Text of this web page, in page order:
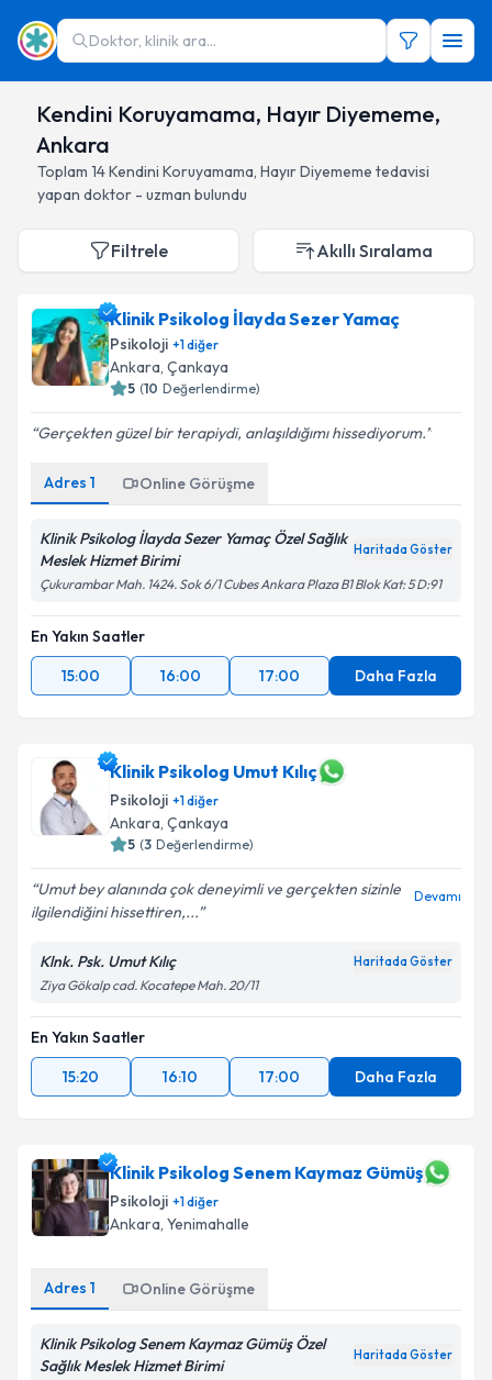
Doktor, klinik ara...
Kendini Koruyamama, Hayır Diyememe,
Ankara
Toplam 14Kendini Koruyamama, Hayır Diyememe tedavisi
yapan doktor - uzman bulundu
Filtrele Akıllı Sıralama
Klinik Psikolog İlayda Sezer Yamaç
Psikoloji +1diğer
Ankara, Çankaya
5 (10 Değerlendirme)
Gerçekten güzel bir terapiydi, anlaşıldığımı hissediyorum.
Adres 1 Online Görüşme
Klinik Psikolog İlayda Sezer Yamaç Özel Sağlık
Meslek Hizmet Birimi
Haritada Göster
Çukurambar Mah. 1424. Sok 6/1 Cubes Ankara Plaza B1 Blok Kat: 5 D:91
En Yakın Saatler
15:00
16:00 17:00 Daha Fazla
Klinik Psikolog Umut Kılıç
Psikoloji +1diğer
Ankara, Çankaya
5 (3 Değerlendirme)
Umut bey alanında çok deneyimli ve gerçekten sizinle
ilgilendiğini hissettiren,...
Devamı
Klnk. Psk. Umut Kılıç Haritada Göster
Ziya Gökalp cad. Kocatepe Mah. 20/11
En Yakın Saatler
15:20
16:10 17:00 Daha Fazla
Klinik Psikolog Senem Kaymaz Gümüş
Psikoloji +1diğer
Ankara, Yenimahalle
Adres 1 Online Görüşme
Klinik Psikolog Senem Kaymaz Gümüş Özel
Sağlık Meslek Hizmet Birimi
Haritada Göster